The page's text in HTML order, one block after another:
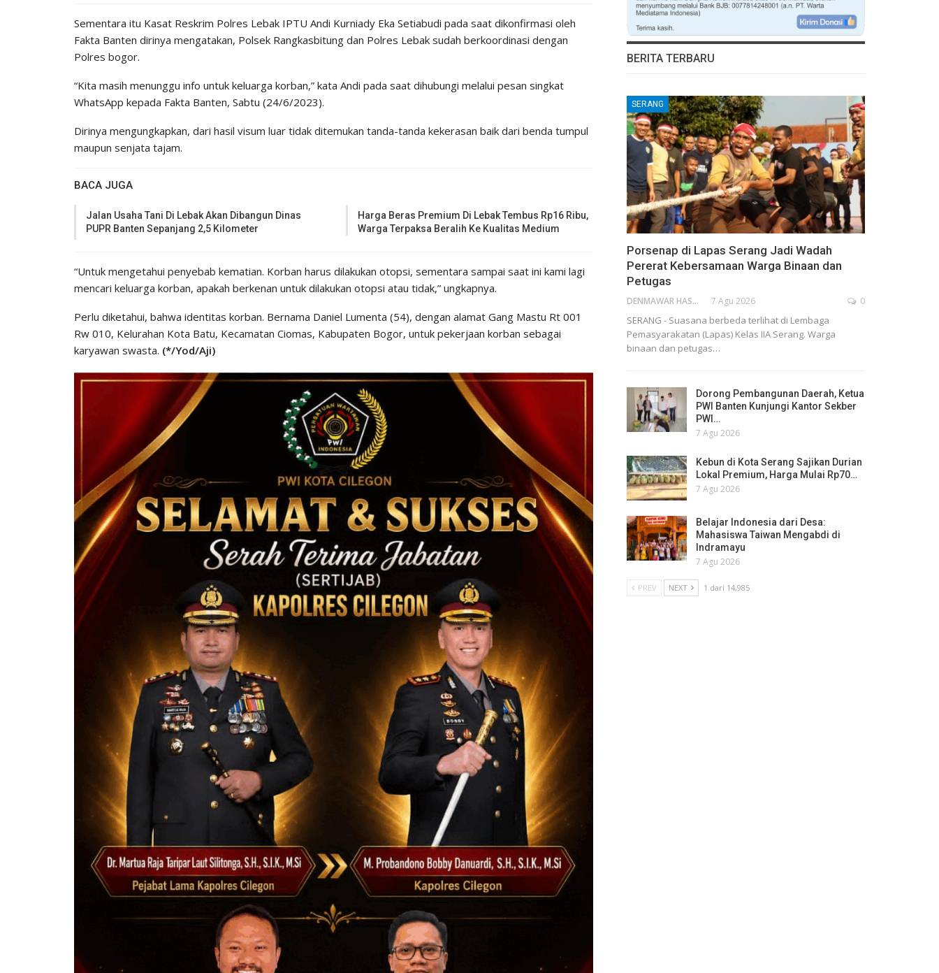
Sementara itu Kasat Reskrim Polres Lebak IPTU Andi Kurniady Eka Setiabudi pada saat dikonfirmasi oleh
Fakta Banten dirinya mengatakan, Polsek Rangkasbitung dan Polres Lebak sudah berkoordinasi dengan
Polres bogor.
“Kita masih menunggu info untuk keluarga korban,” kata Andi pada saat dihubungi melalui pesan singkat
WhatsApp kepada Fakta Banten, Sabtu (24/6/2023).
Dirinya mengungkapkan, dari hasil visum luar tidak ditemukan tanda-tanda kekerasan baik dari benda tumpul
maupun senjata tajam.
BACA JUGA
Jalan Usaha Tani Di Lebak Akan Dibangun Dinas
PUPR Banten Sepanjang 2,5 Kilometer
Harga Beras Premium Di Lebak Tembus Rp16 Ribu,
Warga Terpaksa Beralih Ke Kualitas Medium
“Untuk mengetahui penyebab kematian. Korban harus dilakukan otopsi, sementara sampai saat ini kami lagi
mencari keluarga korban, apakah berkenan untuk dilakukan otopsi atau tidak,” ungkapnya.
Perlu diketahui, bahwa identitas korban. Bernama Daniel Lumenta (54), dengan alamat Gang Mastu Rt 001
Rw 010, Kelurahan Kota Batu, Kecamatan Ciomas, Kabupaten Bogor, untuk pekerjaan korban sebagai
karyawan swasta. (*/Yod/Aji)
BERITA TERBARU
SERANG
Porsenap di Lapas Serang Jadi Wadah
Pererat Kebersamaan Warga Binaan dan
Petugas
DENMAWAR HASANUDIN 7 Agu 2026 0
SERANG - Suasana berbeda terlihat di Lembaga
Pemasyarakatan (Lapas) Kelas IIA Serang. Warga
binaan dan petugas…
Dorong Pembangunan Daerah, Ketua
PWI Banten Kunjungi Kantor Sekber
PWI…
7 Agu 2026
Kebun di Kota Serang Sajikan Durian
Lokal Premium, Harga Mulai Rp70…
7 Agu 2026
Belajar Indonesia dari Desa:
Mahasiswa Taiwan Mengabdi di
Indramayu
7 Agu 2026
PREV NEXT 1 dari 14,985